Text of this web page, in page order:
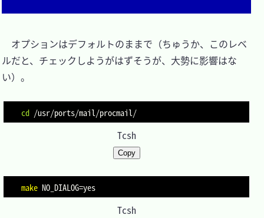
オプションはデフォルトのままで（ちゅうか、このレベ
ルだと、チェックしようがはずそうが、大勢に影響はな
い）。
cd
Tcsh
Copy
make NO_DIALOG=
Tcsh